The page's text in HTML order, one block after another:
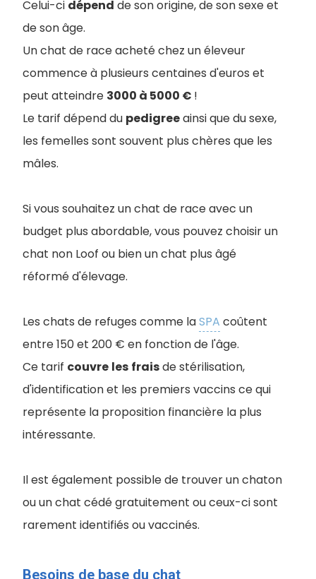
Celui-ci dépend de son origine, de son sexe et
de son âge.
Un chat de race acheté chez un éleveur
commence à plusieurs centaines d'euros et
peut atteindre 3000 à 5000 € !
Le tarif dépend du pedigreeainsi que du sexe,
les femelles sont souvent plus chères que les
mâles.
Si vous souhaitez un chat de race avec un
budget plus abordable, vous pouvez choisir un
chat non Loof ou bien un chat plus âgé
réformé d'élevage.
Les chats de refuges comme laSPA coûtent
entre 150 et 200 € en fonction de l'âge.
Ce tarif couvre les fraisde stérilisation,
d'identification et les premiers vaccins ce qui
représente la proposition financière la plus
intéressante.
Il est également possible de trouver un chaton
ou un chat cédé gratuitement ou ceux-ci sont
rarement identifiés ou vaccinés.
Besoins de base du chat